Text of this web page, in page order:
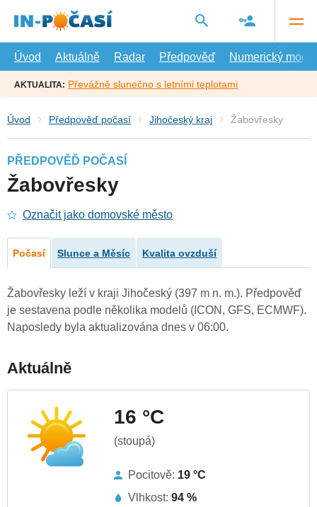
hlavní
Úvod
Aktuálně Radar Předpověď Numerický model
AKTUALITA: Převážně slunečno s letními teplotami
Úvod Předpověď počasí Jihočeský kraj Žabovřesky
PŘEDPOVĚĎ POČASÍ
Žabovřesky
Označit jako domovské město
Počasí Slunce a Měsíc Kvalita ovzduší
Žabovřesky leží v kraji Jihočeský (397 m n. m.). Předpověď
je sestavena podle několika modelů (ICON, GFS, ECMWF).
Naposledy byla aktualizována dnes v 06:00.
Aktuálně
16 °C
(stoupá)
Pocitově: 19 °C
Vlhkost: 94 %